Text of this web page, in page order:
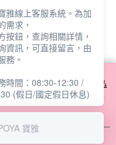
方式之詳情，及若您不希
設定，請參閱本網站「
隱私
示您同意本公司得按本網站使
雅線上客服系統。為加
需求，
按鈕，查詢相關詳情，
資訊，可直接留言，由
務。
時間：08:30-12:30 /
(假日/國定假日休息)
寶雅